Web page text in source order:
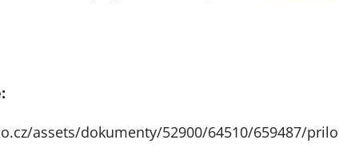
assets/dokumenty/52900/64510/659487/